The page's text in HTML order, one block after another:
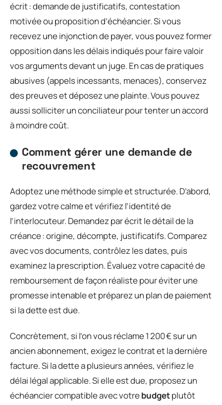
écrit : demande de justificatifs, contestation
motivée ou proposition d’échéancier. Si vous
recevez une injonction de payer, vous pouvez former
opposition dans les délais indiqués pour faire valoir
vos arguments devant un juge. En cas de pratiques
abusives (appels incessants, menaces), conservez
des preuves et déposez une plainte. Vous pouvez
aussi solliciter un conciliateur pour tenter un accord
à moindre coût.
Comment gérer une demande de
recouvrement
Adoptez une méthode simple et structurée. D’abord,
gardez votre calme et vérifiez l’identité de
l’interlocuteur. Demandez par écrit le détail de la
créance : origine, décompte, justificatifs. Comparez
avec vos documents, contrôlez les dates, puis
examinez la prescription. Évaluez votre capacité de
remboursement de façon réaliste pour éviter une
promesse intenable et préparez un plan de paiement
si la dette est due.
Concrètement, si l’on vous réclame 1 200 € sur un
ancien abonnement, exigez le contrat et la dernière
facture. Si la dette a plusieurs années, vérifiez le
délai légal applicable. Si elle est due, proposez un
échéancier compatible avec votrebudgetplutôt